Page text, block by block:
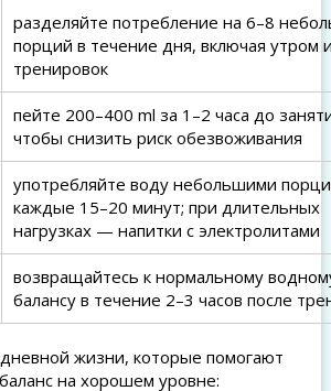
разделяйте потребление на 6–8
порций в течение дня, включая утром
тренировок
пейте 200–400 ml за 1–2 часа до
чтобы снизить риск обезвоживания
употребляйте воду небольшими
каждые 15–20 минут; при длительных
нагрузках — напитки с электролитами
возвращайтесь к нормальному
балансу в течение 2–3 часов после
жизни, которые помогают
на хорошем уровне: